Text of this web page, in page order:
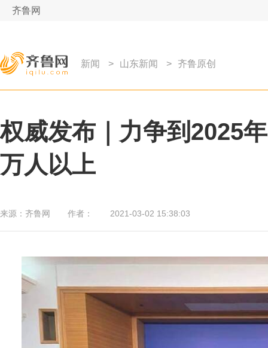
齐鲁网
新闻 > 山东新闻 > 齐鲁原创
权威发布｜力争到2025
万人以上
来源： 齐鲁网 作者： 2021-03-02 15:38:03